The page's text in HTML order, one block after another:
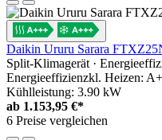
Daikin Ururu Sarara
Split-Klimagerät ·
Energieeffizienzkl. Heizen:
Kühlleistung: 3.90 kW
ab 1.153,95 €*
6 Preise vergleichen